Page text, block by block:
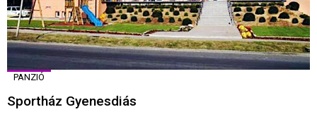
PANZIÓ
Sportház Gyenesdiás